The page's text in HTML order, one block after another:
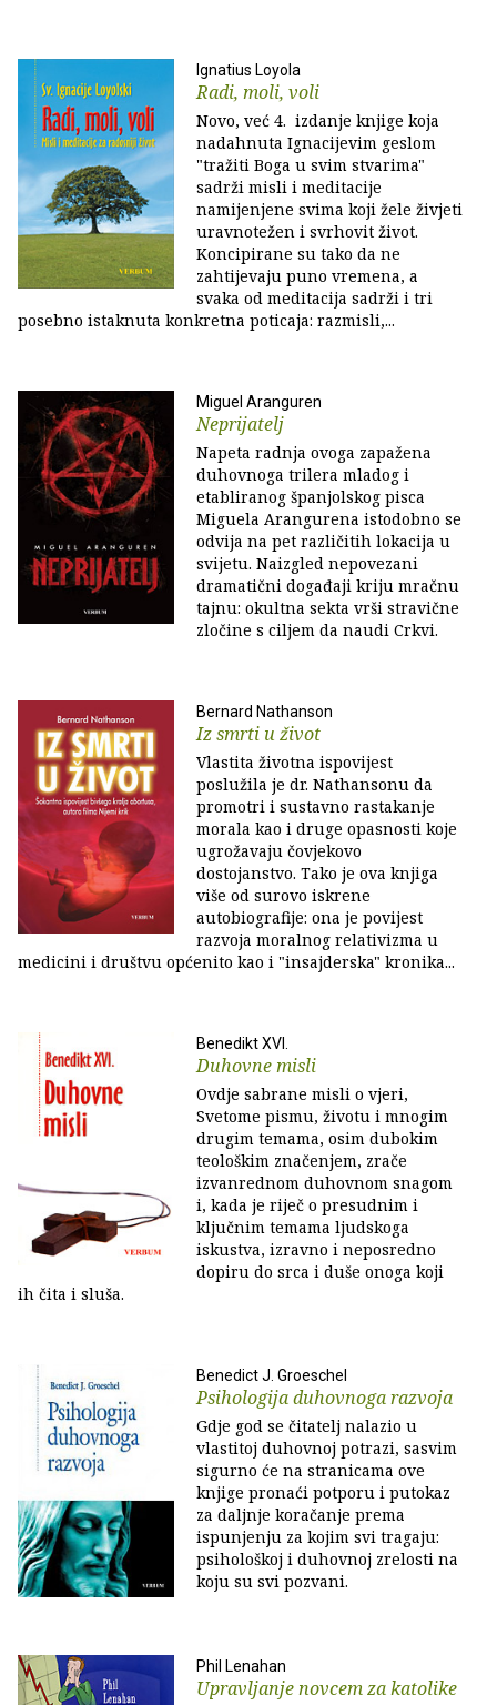
Ignatius Loyola
Radi, moli, voli
Novo, već 4. izdanje knjige koja
nadahnuta Ignacijevim geslom
"tražiti Boga u svim stvarima"
sadrži misli i meditacije
namijenjene svima koji žele živjeti
uravnotežen i svrhovit život.
Koncipirane su tako da ne
zahtijevaju puno vremena, a
svaka od meditacija sadrži i tri
posebno istaknuta konkretna poticaja: razmisli,...
Miguel Aranguren
Neprijatelj
Napeta radnja ovoga zapažena
duhovnoga trilera mladog i
etabliranog španjolskog pisca
Miguela Arangurena istodobno se
odvija na pet različitih lokacija u
svijetu. Naizgled nepovezani
dramatični događaji kriju mračnu
tajnu: okultna sekta vrši stravične
zločine s ciljem da naudi Crkvi.
Bernard Nathanson
Iz smrti u život
Vlastita životna ispovijest
poslužila je dr. Nathansonu da
promotri i sustavno rastakanje
morala kao i druge opasnosti koje
ugrožavaju čovjekovo
dostojanstvo. Tako je ova knjiga
više od surovo iskrene
autobiografije: ona je povijest
razvoja moralnog relativizma u
medicini i društvu općenito kao i "insajderska" kronika...
Benedikt XVI.
Duhovne misli
Ovdje sabrane misli o vjeri,
Svetome pismu, životu i mnogim
drugim temama, osim dubokim
teološkim značenjem, zrače
izvanrednom duhovnom snagom
i, kada je riječ o presudnim i
ključnim temama ljudskoga
iskustva, izravno i neposredno
dopiru do srca i duše onoga koji
ih čita i sluša.
Benedict J. Groeschel
Psihologija duhovnoga razvoja
Gdje god se čitatelj nalazio u
vlastitoj duhovnoj potrazi, sasvim
sigurno će na stranicama ove
knjige pronaći potporu i putokaz
za daljnje koračanje prema
ispunjenju za kojim svi tragaju:
psihološkoj i duhovnoj zrelosti na
koju su svi pozvani.
Phil Lenahan
Upravljanje novcem za katolike